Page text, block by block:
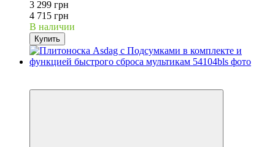
3 299 грн
4 715 грн
В наличии
Купить